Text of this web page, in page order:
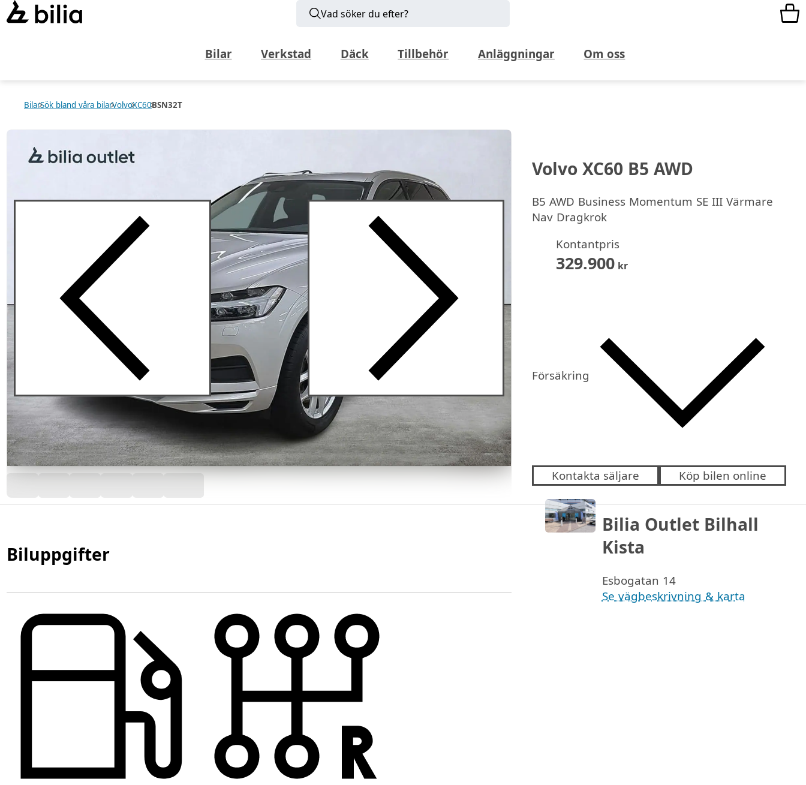
Vad söker du efter?
Bilar Verkstad Däck Tillbehör Anläggningar Om oss
BilarSök bland våra bilarVolvoXC60BSN32T
Volvo XC60 B5 AWD
B5 AWD Business Momentum SE III Värmare
Nav Dragkrok
Kontantpris
329.900kr
Försäkring
Kontakta säljare Köp bilen online
Bilia Outlet Bilhall
Kista
Esbogatan 14
Se vägbeskrivning & karta
Biluppgifter